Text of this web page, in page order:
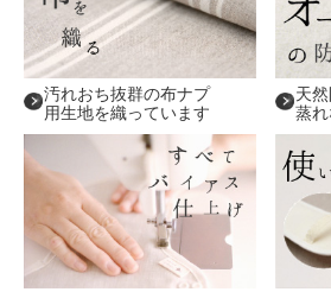
汚れおち抜群の布ナプ
用生地を織っています
天
蒸